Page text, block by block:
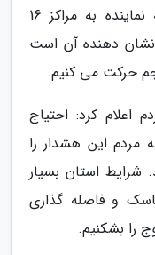
ثابت مانده، اما تعداد افراد مراجعه نماینده به مراکز 16
دهنده آن است
حرکت می کنیم.
اعلام کرد: احتیاج
این هشدار را
شرایط استان بسیار
و فاصله گذاری
را بشکنیم.